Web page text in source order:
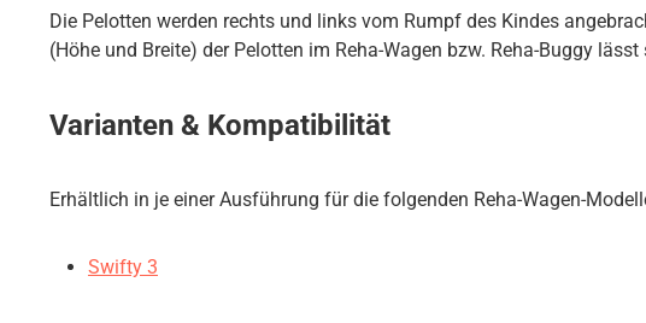
Die Pelotten werden rechts und links vom Rumpf des Kindes
(Höhe und Breite) der Pelotten im Reha-Wagen bzw. Reha-Buggy
Varianten & Kompatibilität
Erhältlich in je einer Ausführung für die folgenden Reha-Wagen-
Swifty 3